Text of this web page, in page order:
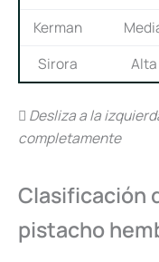
Kerman
Sirora
Alta
Desliza a la
completamente
Clasificación
pistacho